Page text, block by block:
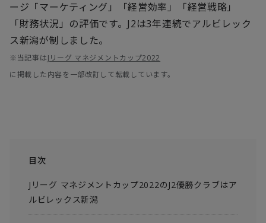
ージ「マーケティング」「経営効率」「経営戦略」
「財務状況」の評価です。J2は3年連続でアルビレック
ス新潟が制しました。
※当記事はJリーグ マネジメントカップ2022
に掲載した内容を一部改訂して転載しています。
目次
Jリーグ マネジメントカップ2022のJ2優勝クラブはア
ルビレックス新潟